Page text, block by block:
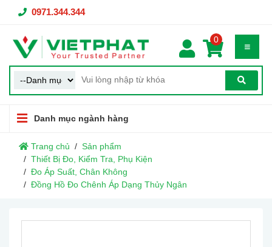
0971.344.344
0
Danh mục ngành hàng
Trang chủ
Sản phẩm
Thiết Bị Đo, Kiểm Tra, Phụ Kiện
Đo Áp Suất, Chân Không
Đồng Hồ Đo Chênh Áp Dạng Thủy Ngân